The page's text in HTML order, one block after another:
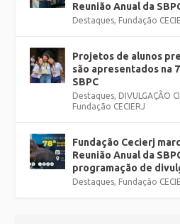
Reunião Anual da
Destaques, Fundação
Projetos de alunos
são apresentados na
SBPC
Destaques, DIVULGAÇÃO
Fundação CECIERJ
Fundação Cecierj
Reunião Anual da
programação de
Destaques, Fundação